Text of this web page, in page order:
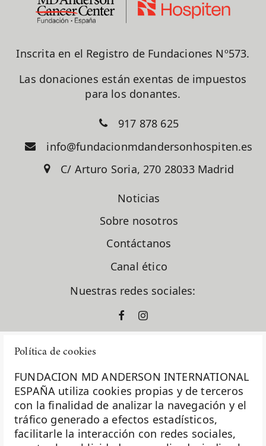
Política de cookies
FUNDACION MD ANDERSON INTERNATIONAL
ESPAÑA utiliza cookies propias y de terceros
con la finalidad de analizar la navegación y el
tráfico generado a efectos estadísticos,
facilitarle la interacción con redes sociales,
Inscrita en el Registro de Fundaciones Nº573.
Las donaciones están exentas de impuestos
para los donantes.
917 878 625
info@fundacionmdandersonhospiten.es
C/ Arturo Soria, 270 28033 Madrid
Noticias
Sobre nosotros
Contáctanos
Canal ético
Nuestras redes sociales:
La Fundación MD Anderson España - Hospiten es
miembro de laAsociación Española de Fundaciones